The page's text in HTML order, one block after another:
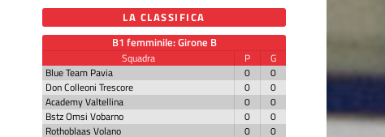
LA CLASSIFICA
B1 femminile: Girone B
Squadra P
G
Blue Team Pavia
0
0
Don Colleoni Trescore
0
0
Academy Valtellina
0
0
Bstz Omsi Vobarno
0
0
Rothoblaas Volano
0
0